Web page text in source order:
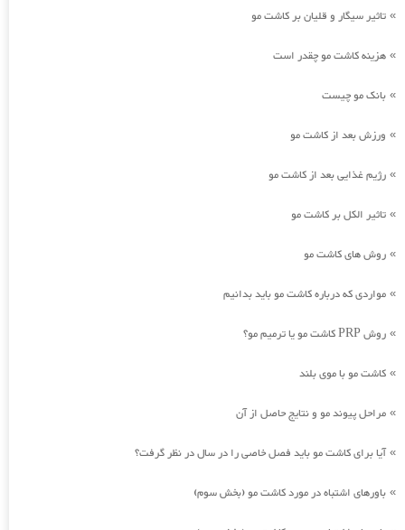
» تاثیر سیگار و قلیان بر کاشت مو
» هزینه کاشت مو چقدر است
» بانک مو چیست
» ورزش بعد از کاشت مو
» رژیم غذایی بعد از کاشت مو
» تاثیر الکل بر کاشت مو
» روش های کاشت مو
» مواردی که درباره کاشت مو باید بدانیم
» روش PRP کاشت مو یا ترمیم مو؟
» کاشت مو با موی بلند
» مراحل پیوند مو و نتایج حاصل از آن
»آیا برای کاشت مو باید فصل خاصی را در سال در نظر گرفت؟
» باورهای اشتباه در مورد کاشت مو (بخش سوم)